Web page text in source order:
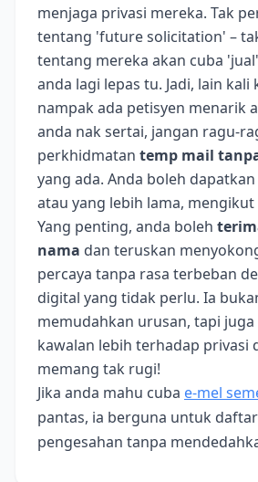
menjaga privasi mereka. Tak
tentang 'future solicitation' –
tentang mereka akan cuba
anda lagi lepas tu. Jadi, lain kali
nampak ada petisyen menarik
anda nak sertai, jangan ragu-
perkhidmatan temp mail
yang ada. Anda boleh dapatkan
atau yang lebih lama,
Yang penting, anda boleh
nama dan teruskan
percaya tanpa rasa terbeban
digital yang tidak perlu. Ia
memudahkan urusan, tapi
kawalan lebih terhadap privasi
memang tak rugi!
Jika anda mahu cuba e‑mel
pantas, ia berguna untuk
pengesahan tanpa